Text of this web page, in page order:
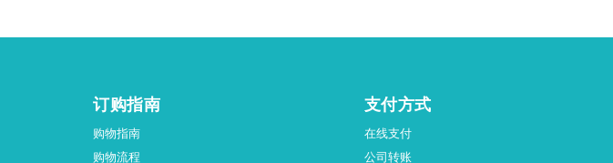
订购指南
购物指南
购物流程
支付方式
在线支付
公司转账